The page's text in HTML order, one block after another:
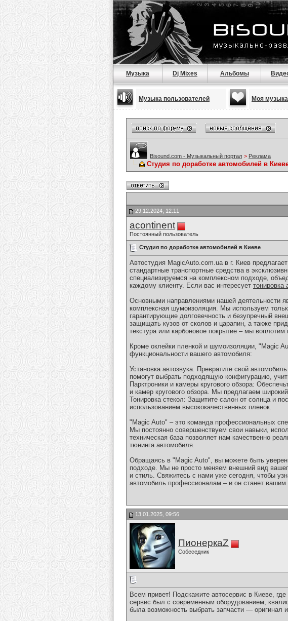
Музыка Dj Mixes Альбомы
Музыка пользователей Моя музыка
Bisound.com - Музыкальный портал > Реклама
Студия по доработке автомобилей в
29.12.2024, 12:11
acontinent
Постоянный пользователь
Студия по доработке автомобилей в Киеве
Автостудия MagicAuto.com.ua в г. Киев
стандартные транспортные средства в
специализируемся на комплексном подходе,
каждому клиенту. Если вас интересует тонировка
Основными направлениями нашей деятельности
комплексная шумоизоляция. Мы используем
гарантирующие долговечность и безупречный
защищать кузов от сколов и царапин, а также
текстура или карбоновое покрытие – мы
Кроме оклейки пленкой и шумоизоляции, "Magic
функциональности вашего автомобиля:
Установка автозвука: Превратите свой
помогут выбрать подходящую конфигурацию,
Парктроники и камеры кругового обзора:
и камер кругового обзора. Мы предлагаем
Тонировка стекол: Защитите салон от солнца и
использованием высококачественных пленок.
"Magic Auto" – это команда профессиональных
Мы постоянно совершенствуем свои навыки,
техническая база позволяет нам качественно
тюнинга автомобиля.
Обращаясь в "Magic Auto", вы можете быть
подходе. Мы не просто меняем внешний вид
и стиль. Свяжитесь с нами уже сегодня, чтобы
автомобиль профессионалам – и он станет
13.01.2025, 09:56
ПионеркаZ
Собеседник
Всем привет! Подскажите автосервис в Киеве,
сервис был с современным оборудованием,
была возможность выбрать запчасти — оригинал